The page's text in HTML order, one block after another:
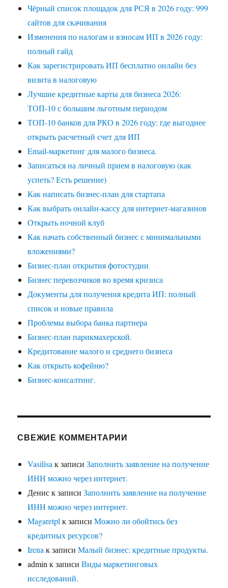
Чёрный список площадок для РСЯ в 2026 году: 999
сайтов для скачивания
Изменения по налогам и взносам ИП в 2026 году:
полный гайд
Как зарегистрировать ИП бесплатно онлайн без
визита в налоговую
Лучшие кредитные карты для бизнеса 2026:
ТОП-10 с большим льготным периодом
ТОП-10 банков для РКО в 2026 году: где выгоднее
открыть расчетный счет для ИП
Email-маркетинг для малого бизнеса.
Записаться на личный прием в налоговую (как
успеть? Есть решение)
Как написать бизнес-план для стартапа
Как выбрать онлайн-кассу для интернет-магазинов
Открыть ночной клуб
Как начать собственный бизнес с минимальными
вложениями?
Бизнес-план открытия фотостудии
Бизнес перевозчиков во время кризиса
Документы для получения кредита ИП: полный
список и новые правила
Проблемы выбора банка партнера
Бизнес-план парикмахерской.
Кредитование малого и среднего бизнеса
Как открыть кофейню?
Бизнес-консалтинг.
СВЕЖИЕ КОММЕНТАРИИ
Vasilisa к записиЗаполнить заявление на получение
ИНН можно через интернет.
Дениск записиЗаполнить заявление на получение
ИНН можно через интернет.
Magaretpl к записиМожно ли обойтись без
кредитных ресурсов?
Irena к записиМалый бизнес: кредитные продукты.
admin к записиВиды маркетинговых
исследований.